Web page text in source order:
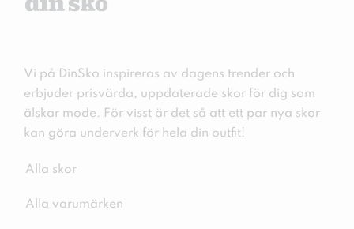
Vi på DinSko inspireras av dagens trender och
erbjuder prisvärda, uppdaterade skor för dig som
älskar mode. För visst är det så att ett par nya skor
kan göra underverk för hela din outfit!
Alla skor
Alla varumärken